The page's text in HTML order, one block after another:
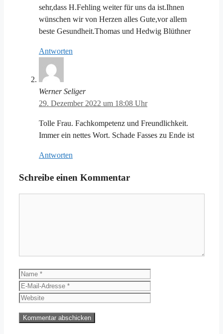
sehr,dass H.Fehling weiter für uns da ist.Ihnen
wünschen wir von Herzen alles Gute,vor allem
beste Gesundheit.Thomas und Hedwig Blüthner
Antworten
Werner Seliger
29. Dezember 2022 um 18:08 Uhr
Tolle Frau. Fachkompetenz und Freundlichkeit.
Immer ein nettes Wort. Schade Fasses zu Ende ist
Antworten
Schreibe einen Kommentar
Name